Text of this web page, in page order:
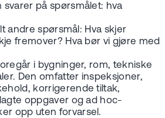
svarer på spørsmålet: hva
andre spørsmål: Hva skjer
fremover? Hva bør vi gjøre med
i bygninger, rom, tekniske
Den omfatter inspeksjoner,
korrigerende tiltak,
oppgaver og ad hoc-
opp uten forvarsel.